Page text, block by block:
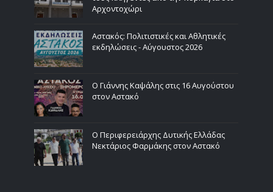
Αρχοντοχώρι
Αστακός: Πολιτιστικές και Αθλητικές
εκδηλώσεις - Αύγουστος 2026
Ο Γιάννης Καψάλης στις 16 Αυγούστου
στον Αστακό
Ο Περιφερειάρχης Δυτικής Ελλάδας
Νεκτάριος Φαρμάκης στον Αστακό